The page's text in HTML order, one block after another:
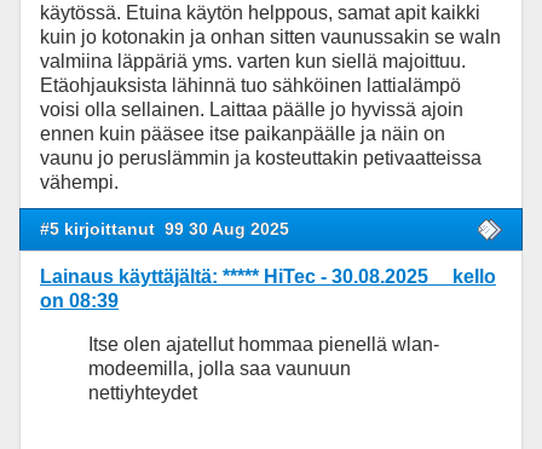
käytössä. Etuina käytön helppous, samat apit kaikki
kuin jo kotonakin ja onhan sitten vaunussakin se waln
valmiina läppäriä yms. varten kun siellä majoittuu.
Etäohjauksista lähinnä tuo sähköinen lattialämpö
voisi olla sellainen. Laittaa päälle jo hyvissä ajoin
ennen kuin pääsee itse paikanpäälle ja näin on
vaunu jo peruslämmin ja kosteuttakin petivaatteissa
vähempi.
#5 kirjoittanut 99 30 Aug 2025
Lainaus käyttäjältä: ***** HiTec - 30.08.2025 kello
on 08:39
Itse olen ajatellut hommaa pienellä wlan-
modeemilla, jolla saa vaunuun
nettiyhteydet